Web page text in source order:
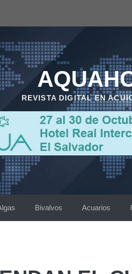
REVISTA DIGITAL EN
Bivalvos Acuarios